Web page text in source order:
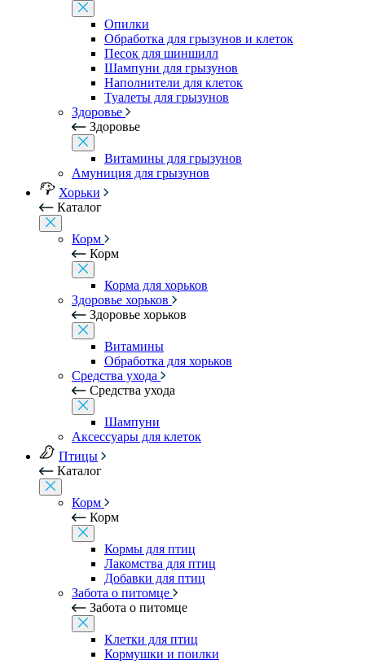
Опилки
Обработка для грызунов и клеток
Песок для шиншилл
Шампуни для грызунов
Наполнители для клеток
Туалеты для грызунов
Здоровье
Здоровье
Витамины для грызунов
Амуниция для грызунов
Хорьки
Каталог
Корм
Корм
Корма для хорьков
Здоровье хорьков
Здоровье хорьков
Витамины
Обработка для хорьков
Средства ухода
Средства ухода
Шампуни
Аксессуары для клеток
Птицы
Каталог
Корм
Корм
Кормы для птиц
Лакомства для птиц
Добавки для птиц
Забота о питомце
Забота о питомце
Клетки для птиц
Кормушки и поилки